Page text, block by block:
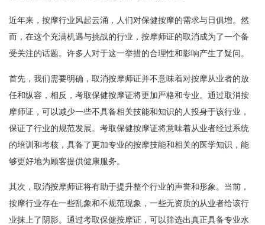
近年来，按摩行业风起云涌，人们对保健按摩的需求与日俱增。然
而，在这个充满机遇与挑战的行业，按摩师证的取消成为了一个备
受关注的话题。许多人对于这一举措的合理性和影响产生了疑问。
首先，我们需要明确，取消按摩师证并不意味着对按摩从业者的放
任和纵容，相反，考取保健按摩证将更加严格和专业。通过取消按
摩师证，可以减少一些不具备相关技能和知识的人投身于该行业，
保证了行业的规范发展。考取保健按摩证将意味着从业者经过系统
的培训和考核，具备了更加专业的按摩技能和相关的医学知识，能
够更好地为顾客提供健康服务。
其次，取消按摩师证将有助于提升整个行业的声誉和形象。当前，
按摩行业存在一些乱象和不规范现象，一些无资质的从业者给该行
业抹上了阴影。通过考取保健按摩证，可以筛选出真正具备专业水